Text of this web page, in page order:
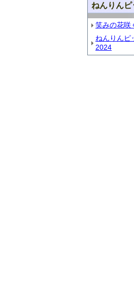
ねんりんピ
笑みの花咲
ねんりんピ
2024